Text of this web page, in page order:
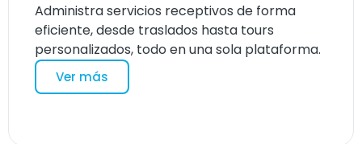
Administra servicios receptivos de forma
eficiente, desde traslados hasta tours
personalizados, todo en una sola plataforma.
Ver más